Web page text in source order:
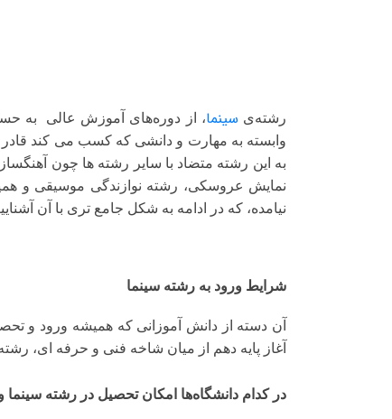
رشته‌ی سینما، از دوره‌های آموزش عالی به
وابسته به مهارت و دانشی که کسب می کند قادر
به این رشته متضاد با سایر رشته ها چون
نمایش عروسکی، رشته نوازندگی موسیقی و
نیامده، که در ادامه به شکل جامع تری با آن
شرایط ورود به رشته سینما
آن دسته از دانش آموزانی که همیشه ورود و
آغاز پایه دهم از میان شاخه فنی و حرفه ای،
در کدام دانشگاه‌ها امکان تحصیل در رشته سینما